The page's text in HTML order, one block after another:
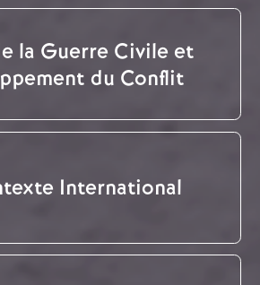
la Guerre Civile et
du Conflit
International